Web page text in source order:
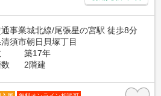
事業城北線/尾張星の宮駅 徒歩8分
須市朝日貝塚丁目
築17年
2階建